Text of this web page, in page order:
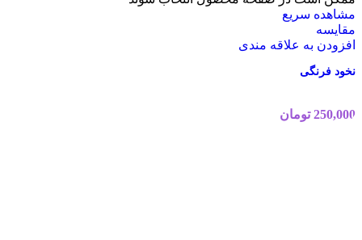
مشاهده سریع
مقایسه
افزودن به علاقه مندی
نخود فرنگی
250,000 تومان